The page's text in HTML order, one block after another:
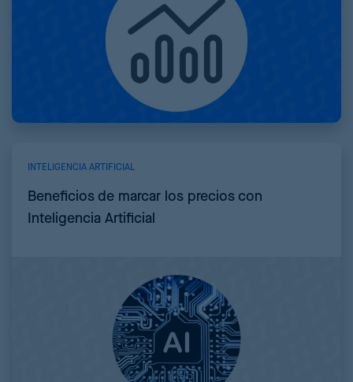
INTELIGENCIA ARTIFICIAL
Beneficios de marcar los precios con
Inteligencia Artificial